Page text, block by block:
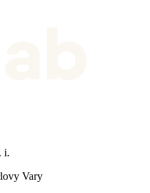
i.
Vary